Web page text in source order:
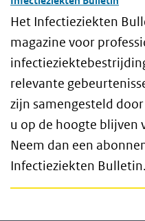
Het Infectieziekten
magazine voor
relevante
zijn samengesteld
u op de hoogte blijven
Neem dan een
Infectieziekten Bulletin.